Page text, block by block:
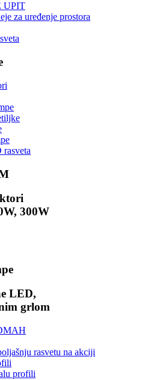
UPIT
za uređenje prostora
rasveta
300W
LED,
grlom
rasvetu na akciji
profili